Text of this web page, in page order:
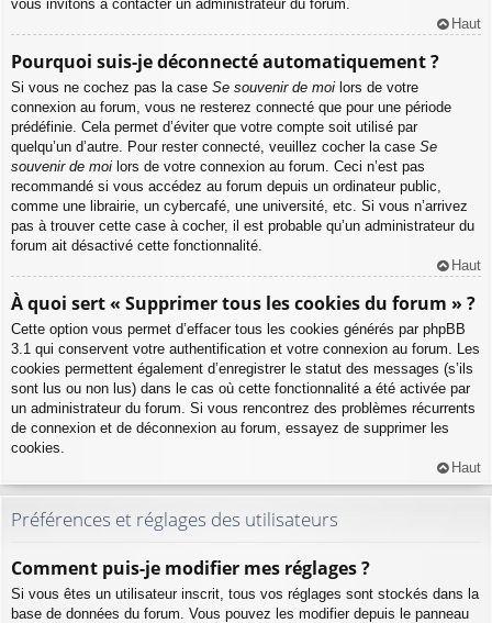
vous invitons à contacter un administrateur du forum.
Haut
Pourquoi suis-je déconnecté automatiquement ?
Si vous ne cochez pas la case Se souvenir de moi lors de votre
connexion au forum, vous ne resterez connecté que pour une période
prédéfinie. Cela permet d’éviter que votre compte soit utilisé par
quelqu’un d’autre. Pour rester connecté, veuillez cocher la case Se
souvenir de moi lors de votre connexion au forum. Ceci n’est pas
recommandé si vous accédez au forum depuis un ordinateur public,
comme une librairie, un cybercafé, une université, etc. Si vous n’arrivez
pas à trouver cette case à cocher, il est probable qu’un administrateur du
forum ait désactivé cette fonctionnalité.
Haut
À quoi sert « Supprimer tous les cookies du forum » ?
Cette option vous permet d’effacer tous les cookies générés par phpBB
3.1 qui conservent votre authentification et votre connexion au forum. Les
cookies permettent également d’enregistrer le statut des messages (s’ils
sont lus ou non lus) dans le cas où cette fonctionnalité a été activée par
un administrateur du forum. Si vous rencontrez des problèmes récurrents
de connexion et de déconnexion au forum, essayez de supprimer les
cookies.
Haut
Préférences et réglages des utilisateurs
Comment puis-je modifier mes réglages ?
Si vous êtes un utilisateur inscrit, tous vos réglages sont stockés dans la
base de données du forum. Vous pouvez les modifier depuis le panneau